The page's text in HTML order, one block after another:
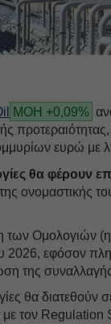
ΜΟΗ +0,09%
ευρώ με
θα φέρουν
ονομαστικής
των Ομολογιών
2026, εφόσον
της
θα διατεθούν
τον Regulation